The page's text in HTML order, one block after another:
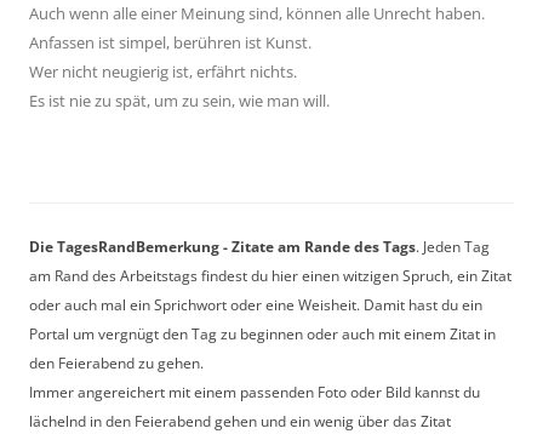
Auch wenn alle einer Meinung sind, können alle Unrecht haben.
Anfassen ist simpel, berühren ist Kunst.
Wer nicht neugierig ist, erfährt nichts.
Es ist nie zu spät, um zu sein, wie man will.
Die TagesRandBemerkung - Zitate am Rande des Tags. Jeden Tag
am Rand des Arbeitstags findest du hier einen witzigen Spruch, ein Zitat
oder auch mal ein Sprichwort oder eine Weisheit. Damit hast du ein
Portal um vergnügt den Tag zu beginnen oder auch mit einem Zitat in
den Feierabend zu gehen.
Immer angereichert mit einem passenden Foto oder Bild kannst du
lächelnd in den Feierabend gehen und ein wenig über das Zitat